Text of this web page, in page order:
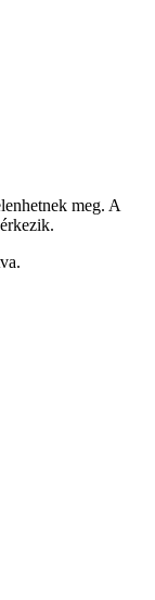
meg. A